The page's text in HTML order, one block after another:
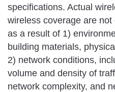
specifications. Actual
wireless coverage are
as a result of 1)
building materials,
2) network conditions,
volume and density of
network complexity, and